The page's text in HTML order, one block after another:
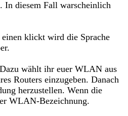
In diesem Fall warscheinlich
klickt wird die Sprache
wählt ihr euer WLAN aus
Routers einzugeben. Danach
herzustellen. Wenn die
WLAN-Bezeichnung.